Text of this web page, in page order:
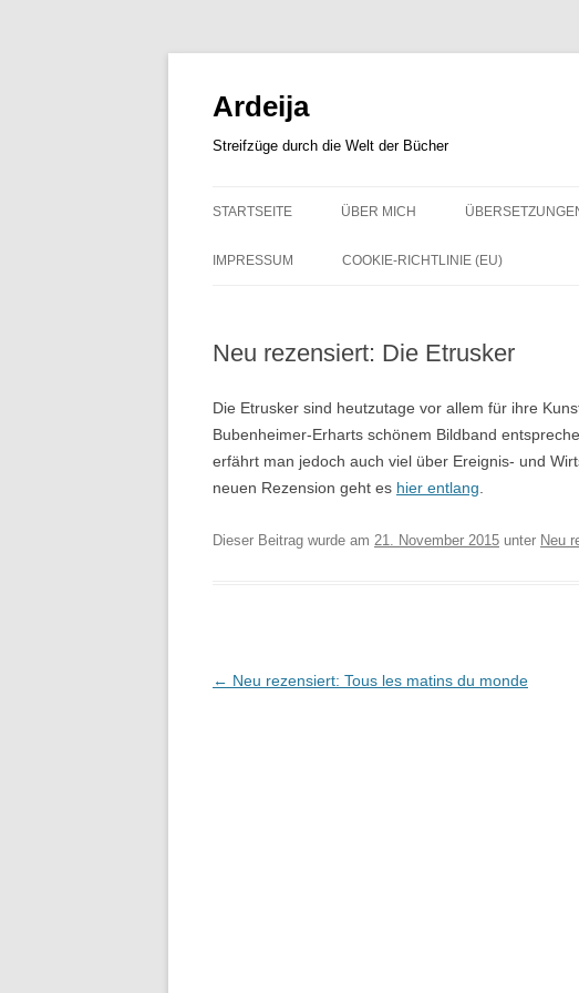
Ardeija
Streifzüge durch die Welt der Bücher
STARTSEITE ÜBER MICH
IMPRESSUM COOKIE-RICHTLINIE (EU)
Neu rezensiert: Die Etrusker
Die Etrusker sind heutzutage vor allem für ihre
Bubenheimer-Erharts schönem Bildband
erfährt man jedoch auch viel über Ereignis- und
neuen Rezension geht es hier entlang
Dieser Beitrag wurde am 21. November 2015 unter Neu
Beitragsnavigation
← Neu rezensiert: Tous les matins du monde